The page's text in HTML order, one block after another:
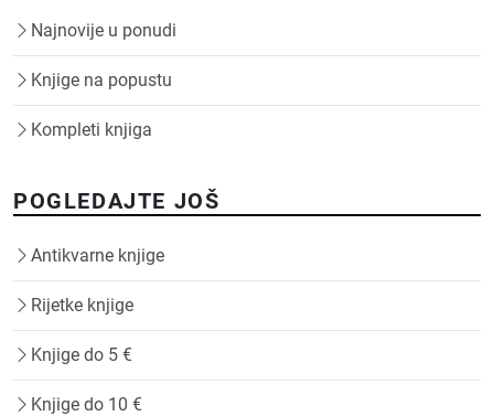
Najnovije u ponudi
Knjige na popustu
Kompleti knjiga
POGLEDAJTE JOŠ
Antikvarne knjige
Rijetke knjige
Knjige do 5 €
Knjige do 10 €